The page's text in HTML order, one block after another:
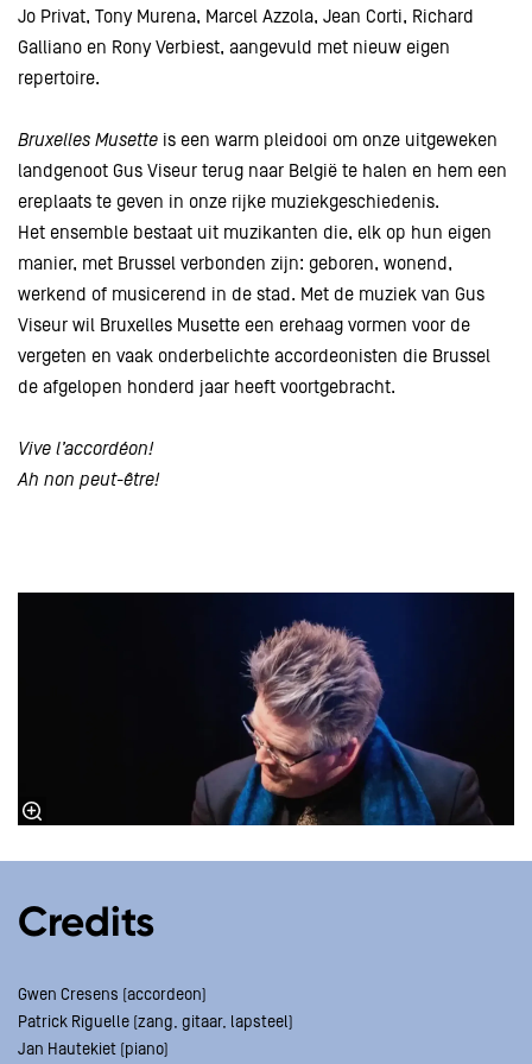
Jo Privat, Tony Murena, Marcel Azzola, Jean Corti, Richard
Galliano en Rony Verbiest, aangevuld met nieuw eigen
repertoire.
Bruxelles Musette is een warm pleidooi om onze uitgeweken
landgenoot Gus Viseur terug naar België te halen en hem een
ereplaats te geven in onze rijke muziekgeschiedenis.
Het ensemble bestaat uit muzikanten die, elk op hun eigen
manier, met Brussel verbonden zijn: geboren, wonend,
werkend of musicerend in de stad. Met de muziek van Gus
Viseur wil Bruxelles Musette een erehaag vormen voor de
vergeten en vaak onderbelichte accordeonisten die Brussel
de afgelopen honderd jaar heeft voortgebracht.
Vive l’accordéon!
Ah non peut-être!
Credits
Gwen Cresens (accordeon)
Patrick Riguelle (zang, gitaar, lapsteel)
Jan Hautekiet (piano)